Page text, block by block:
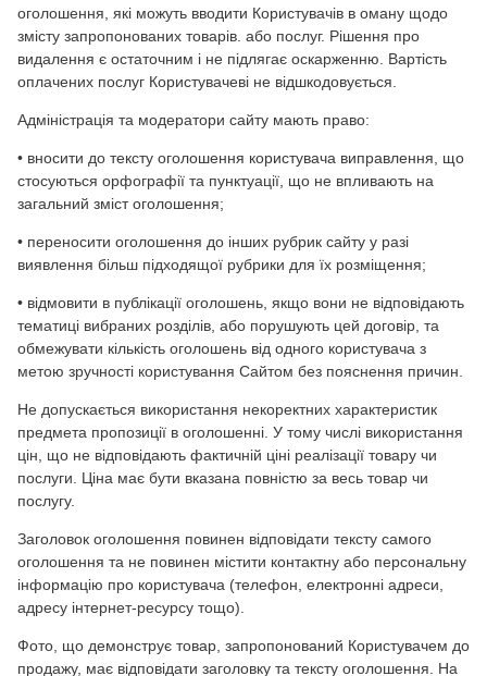
оголошення, які можуть вводити Користувачів в оману щодо
змісту запропонованих товарів. або послуг. Рішення про
видалення є остаточним і не підлягає оскарженню. Вартість
оплачених послуг Користувачеві не відшкодовується.
Адміністрація та модератори сайту мають право:
• вносити до тексту оголошення користувача виправлення, що
стосуються орфографії та пунктуації, що не впливають на
загальний зміст оголошення;
• переносити оголошення до інших рубрик сайту у разі
виявлення більш підходящої рубрики для їх розміщення;
• відмовити в публікації оголошень, якщо вони не відповідають
тематиці вибраних розділів, або порушують цей договір, та
обмежувати кількість оголошень від одного користувача з
метою зручності користування Сайтом без пояснення причин.
Не допускається використання некоректних характеристик
предмета пропозиції в оголошенні. У тому числі використання
цін, що не відповідають фактичній ціні реалізації товару чи
послуги. Ціна має бути вказана повністю за весь товар чи
послугу.
Заголовок оголошення повинен відповідати тексту самого
оголошення та не повинен містити контактну або персональну
інформацію про користувача (телефон, електронні адреси,
адресу інтернет-ресурсу тощо).
Фото, що демонструє товар, запропонований Користувачем до
продажу, має відповідати заголовку та тексту оголошення. На